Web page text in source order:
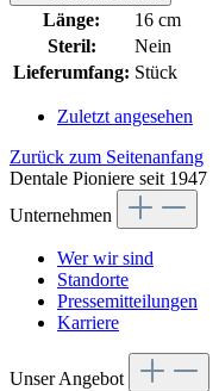
Länge:
16 cm
Steril:
Nein
Lieferumfang: Stück
Zuletzt angesehen
Zurück zum Seitenanfang
Dentale Pioniere seit 1947
Unternehmen
Wer wir sind
Standorte
Pressemitteilungen
Karriere
Unser Angebot